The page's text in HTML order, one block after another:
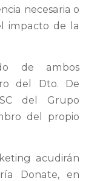
necesaria o
impacto de la
de ambos
del Dto. De
del Grupo
del propio
acudirán
Donate, en